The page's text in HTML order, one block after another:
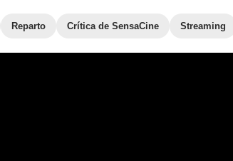
Reparto Crítica de SensaCine Streaming